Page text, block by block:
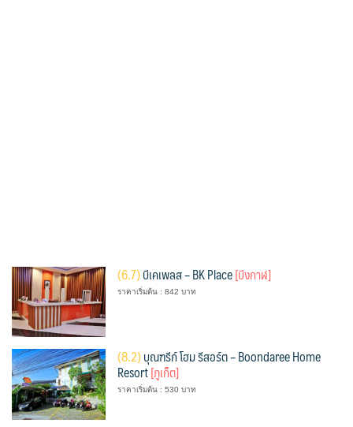
(6.7)บีเคเพลส – BK Place[บึงกาฬ]
ราคาเริ่มต้น : 842 บาท
(8.2)บุณฑรีก์ โฮม รีสอร์ต – Boondaree Home
Resort[ภูเก็ต]
ราคาเริ่มต้น : 530 บาท